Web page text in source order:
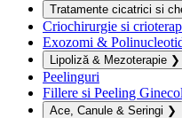
Tratamente cicatrici si
Criochirurgie si
Exozomi &
Lipoliză & Mezoterapie ❯
Peelinguri
Fillere si Peeling
Ace, Canule & Seringi ❯